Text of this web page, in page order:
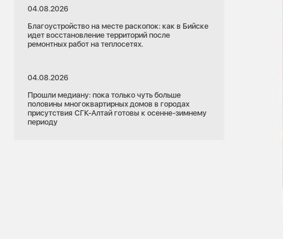
04.08.2026
Благоустройство на месте раскопок: как в Бийске
идет восстановление территорий после
ремонтных работ на теплосетях.
04.08.2026
Прошли медиану: пока только чуть больше
половины многоквартирных домов в городах
присутствия СГК-Алтай готовы к осенне-зимнему
периоду